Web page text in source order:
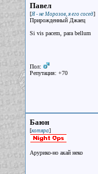
Павел
[Я - не Морозов, я его сосед]
Прирожденный Джаец
Si vis pacem, para bellum
Пол:
Репутация: +70
Баюн
[котяра]
Арурико-но акай неко